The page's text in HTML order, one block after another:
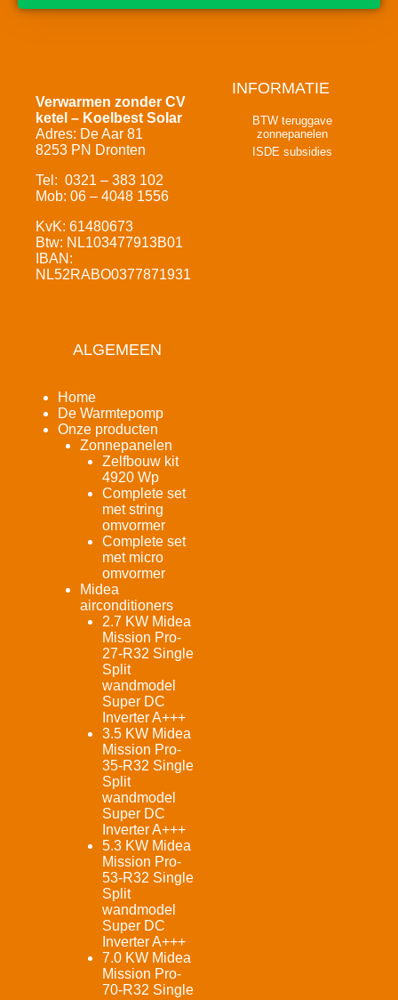
Verwarmen zonder CV
ketel – Koelbest Solar
Adres: De Aar 81
8253 PN Dronten
Tel: 0321 – 383 102
Mob: 06 – 4048 1556
KvK: 61480673
Btw: NL103477913B01
IBAN:
NL52RABO0377871931
INFORMATIE
BTW teruggave
zonnepanelen
ISDE subsidies
ALGEMEEN
Home
De Warmtepomp
Onze producten
Zonnepanelen
Zelfbouw kit
4920 Wp
Complete set
met string
omvormer
Complete set
met micro
omvormer
Midea
airconditioners
2.7 KW Midea
Mission Pro-
27-R32 Single
Split
wandmodel
Super DC
Inverter A+++
3.5 KW Midea
Mission Pro-
35-R32 Single
Split
wandmodel
Super DC
Inverter A+++
5.3 KW Midea
Mission Pro-
53-R32 Single
Split
wandmodel
Super DC
Inverter A+++
7.0 KW Midea
Mission Pro-
70-R32 Single